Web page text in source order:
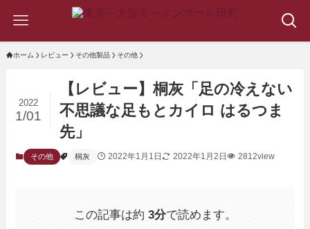
ホーム レビュー その他製品 その他
【レビュー】桐灰「足の冷えない
不思議な足もとカイロ はるつま
先」
2022
1/01
その他 桐灰 2022年1月1日 2022年1月2日 2812view
この記事は約 3分で読めます。